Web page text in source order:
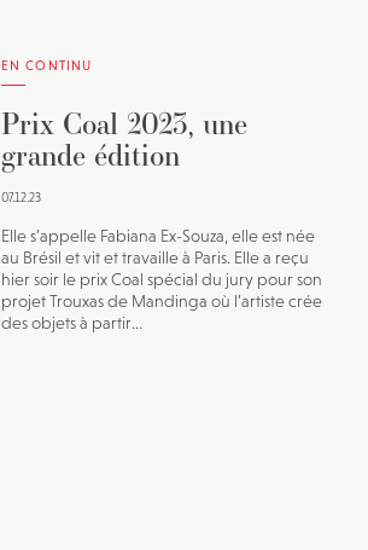
EN CONTINU
Prix Coal 2023, une
grande édition
07.12.23
Elle s’appelle Fabiana Ex-Souza, elle est née
au Brésil et vit et travaille à Paris. Elle a reçu
hier soir le prix Coal spécial du jury pour son
projet Trouxas de Mandinga où l’artiste crée
des objets à partir...